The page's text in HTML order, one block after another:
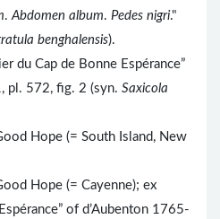
.Abdomen album. Pedes nigri."
benghalensis).
du Cap de Bonne Espérance”
pl. 572, fig. 2 (syn. Saxicola
Hope (= South Island, New
Hope (= Cayenne); ex
of d’Aubenton 1765-